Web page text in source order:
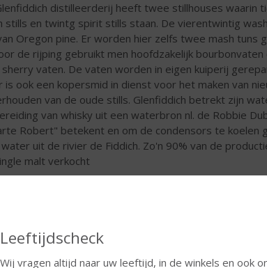
Leeftijdscheck
Wij vragen altijd naar uw leeftijd, in de winkels en ook
distilleerderij heeft twee stillhouses waarin
stills en twintg spirit stills staan. De vierentwintig
Oregon pine. Er worden hier zelfs twee mash tuns
de rijping gebruikt men hoofdzakelijk bourbonvaten
sherry vaten. De vaten worden in eigen kuiperij
is ook een kopersmid in dienst voor het maken van
van de oude stills. Glenfiddich betrekt zijn
van whisky uit een waterbron nl. de Robbie
Robert" betekent en om de condensors te koelen
uit de rivier de Fiddich. Zo'n 90% van de
malt verkocht